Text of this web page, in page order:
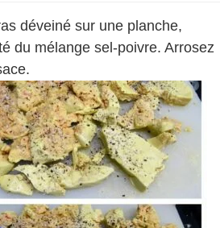
déveiné sur une planche,
du mélange sel-poivre. Arrosez